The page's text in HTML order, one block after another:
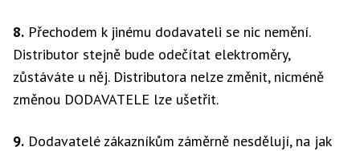
8. Přechodem k jinému dodavateli se nic nemění.
Distributor stejně bude odečítat elektroměry,
zůstáváte u něj. Distributora nelze změnit, nicméně
změnou DODAVATELE lze ušetřit.
9. Dodavatelé zákazníkům záměrně nesdělují, na jak